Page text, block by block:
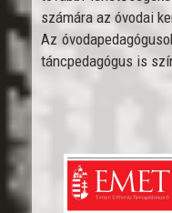
számára az óvodai
Az
táncpedagógus is